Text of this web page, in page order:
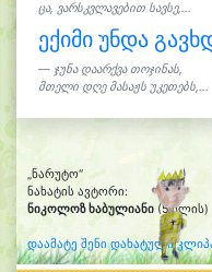
ცა, ვარსკვლავებით სავსე,...
ექიმი უნდა
ჯუნა დაარქვა თოჯინას,
მთელი დღე მასაჟს უკეთებს,...
„ნარუტო“
ნახატის ავტორი:
ნიკოლოზ ხაბულიანი (5 წლის)
დაამატე შენი დახატული